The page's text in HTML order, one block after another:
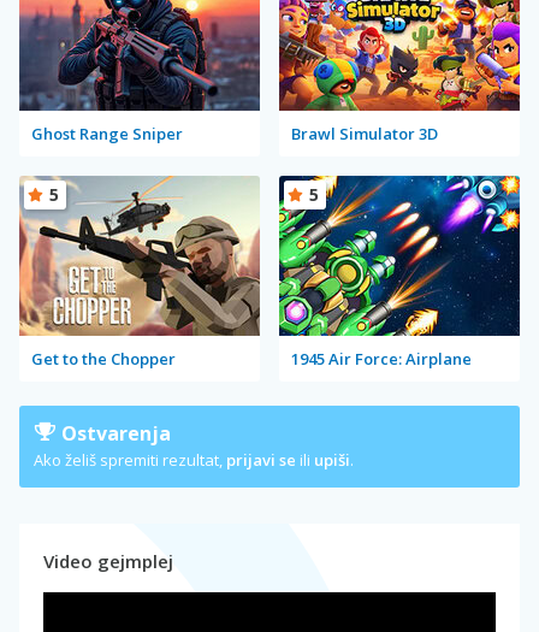
Ghost Range Sniper Brawl Simulator 3D
Get to the Chopper
5
1945 Air Force: Airplane
5
Ostvarenja
Ako želiš spremiti rezultat, prijavi se ili upiši.
Video gejmplej